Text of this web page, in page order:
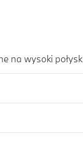
na wysoki połysk